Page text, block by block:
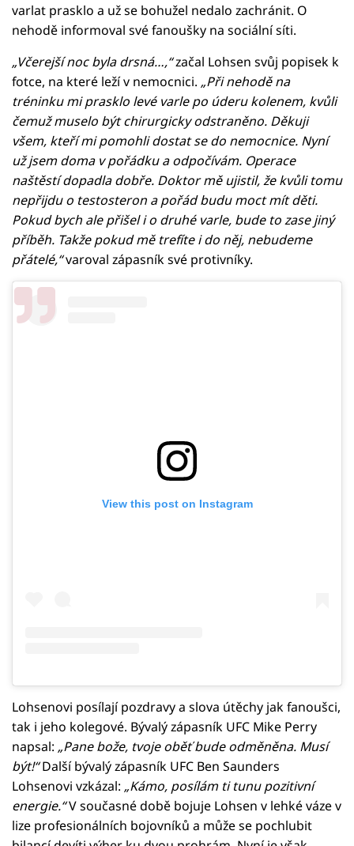
varlat prasklo a už se bohužel nedalo zachránit. O
nehodě informoval své fanoušky na sociální síti.
„Včerejší noc byla drsná…,“začal Lohsen svůj popisek k
fotce, na které leží v nemocnici. „Při nehodě na
tréninku mi prasklo levé varle po úderu kolenem, kvůli
čemuž muselo být chirurgicky odstraněno. Děkuji
všem, kteří mi pomohli dostat se do nemocnice. Nyní
už jsem doma v pořádku a odpočívám. Operace
naštěstí dopadla dobře. Doktor mě ujistil, že kvůli tomu
nepřijdu o testosteron a pořád budu moct mít děti.
Pokud bych ale přišel i o druhé varle, bude to zase jiný
příběh. Takže pokud mě trefíte i do něj, nebudeme
přátelé,“varoval zápasník své protivníky.
View this post on Instagram
Lohsenovi posílají pozdravy a slova útěchy jak fanoušci,
tak i jeho kolegové. Bývalý zápasník UFC Mike Perry
napsal: „Pane bože, tvoje oběť bude odměněna. Musí
být!“Další bývalý zápasník UFC Ben Saunders
Lohsenovi vzkázal: „Kámo, posílám ti tunu pozitivní
energie.“V současné době bojuje Lohsen v lehké váze v
lize profesionálních bojovníků a může se pochlubit